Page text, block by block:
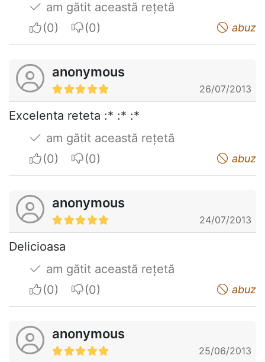
am gătit această rețetă
I apreciateI do not appreciate abuz
anonymous
26/07/2013
Excelenta reteta :* :* :*
am gătit această rețetă
I apreciateI do not appreciate abuz
anonymous
24/07/2013
Delicioasa
am gătit această rețetă
I apreciateI do not appreciate abuz
anonymous
25/06/2013